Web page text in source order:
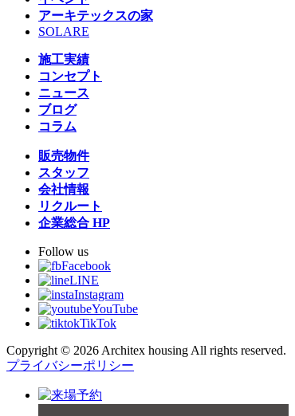
アーキテックスの家
SOLARE
施工実績
コンセプト
ニュース
ブログ
コラム
販売物件
スタッフ
会社情報
リクルート
企業総合 HP
Follow us
Facebook
LINE
Instagram
YouTube
TikTok
Copyright © 2026 Architex housing All rights reserved.
プライバシーポリシー